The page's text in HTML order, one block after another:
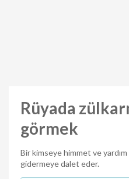
Rüyada
görmek
Bir kimseye himmet ve
gidermeye dalet eder.